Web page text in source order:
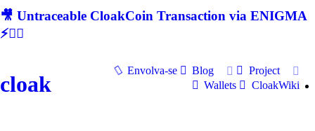
🎥 Untraceable CloakCoin Transaction via ENIGMA
⚡🕵‍♂
cloak
Envolva-se Blog
Project
Wallets
CloakWiki